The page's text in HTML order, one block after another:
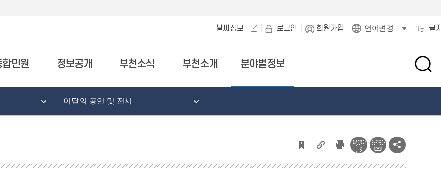
날씨정보 로그인 회원가입 언어변경 글
합민원 정보공개 부천소식 부천소개 분야별정보
검
창
이달의 공연 및 전시